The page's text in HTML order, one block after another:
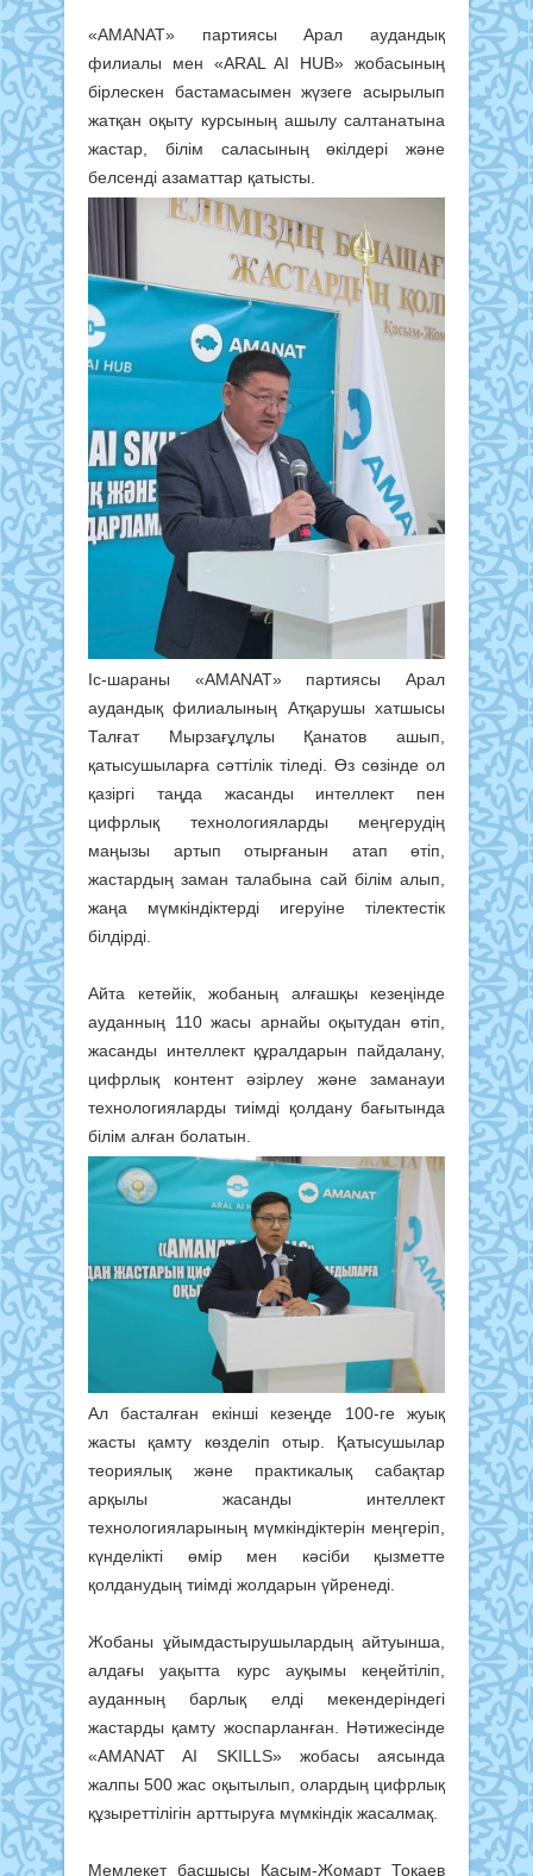
«AMANAT» партиясы Арал аудандық
филиалы мен «ARAL AI HUB» жобасының
бірлескен бастамасымен жүзеге асырылып
жатқан оқыту курсының ашылу салтанатына
жастар, білім саласының өкілдері және
белсенді азаматтар қатысты.
Іс-шараны «AMANAT» партиясы Арал
аудандық филиалының Атқарушы хатшысы
Талғат Мырзағұлұлы Қанатов ашып,
қатысушыларға сәттілік тіледі. Өз сөзінде ол
қазіргі таңда жасанды интеллект пен
цифрлық технологияларды меңгерудің
маңызы артып отырғанын атап өтіп,
жастардың заман талабына сай білім алып,
жаңа мүмкіндіктерді игеруіне тілектестік
білдірді.
Айта кетейік, жобаның алғашқы кезеңінде
ауданның 110 жасы арнайы оқытудан өтіп,
жасанды интеллект құралдарын пайдалану,
цифрлық контент әзірлеу және заманауи
технологияларды тиімді қолдану бағытында
білім алған болатын.
Ал басталған екінші кезеңде 100-ге жуық
жасты қамту көзделіп отыр. Қатысушылар
теориялық және практикалық сабақтар
арқылы жасанды интеллект
технологияларының мүмкіндіктерін меңгеріп,
күнделікті өмір мен кәсіби қызметте
қолданудың тиімді жолдарын үйренеді.
Жобаны ұйымдастырушылардың айтуынша,
алдағы уақытта курс ауқымы кеңейтіліп,
ауданның барлық елді мекендеріндегі
жастарды қамту жоспарланған. Нәтижесінде
«AMANAT AI SKILLS» жобасы аясында
жалпы 500 жас оқытылып, олардың цифрлық
құзыреттілігін арттыруға мүмкіндік жасалмақ.
Мемлекет басшысы Қасым-Жомарт Тоқаев